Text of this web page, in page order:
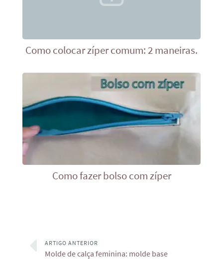
Como colocar zíper comum: 2 maneiras.
Como fazer bolso com zíper
ARTIGO ANTERIOR
Molde de calça feminina: molde base